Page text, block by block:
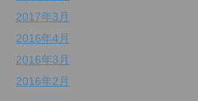
2017年3月
2016年4月
2016年3月
2016年2月